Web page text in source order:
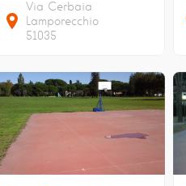
Via Cerbaia
Lamporecchio
51035